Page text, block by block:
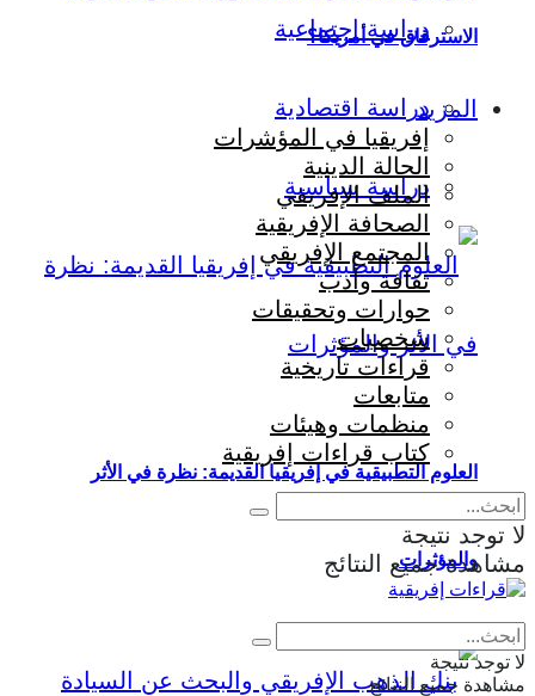
دراسة اجتماعية
دراسة اقتصادية
دراسة سياسية
العلوم التطبيقية في إفريقيا القديمة: نظرة في الأثر
والمؤثرات
الاسترقاق في أمريكا؟
المزيد
إفريقيا في المؤشرات
الحالة الدينية
الملف الإفريقي
الصحافة الإفريقية
المجتمع الإفريقي
ثقافة وأدب
حوارات وتحقيقات
شخصيات
قراءات تاريخية
متابعات
منظمات وهيئات
كتاب قراءات إفريقية
لا توجد نتيجة
مشاهدة جميع النتائج
لا توجد نتيجة
مشاهدة جميع النتائج